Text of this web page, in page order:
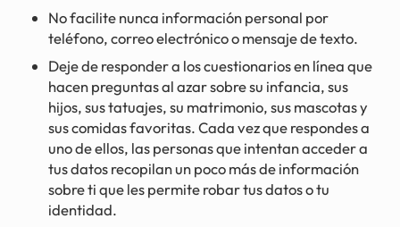
No facilite nunca información personal por
teléfono, correo electrónico o mensaje de texto.
Deje de responder a los cuestionarios en línea que
hacen preguntas al azar sobre su infancia, sus
hijos, sus tatuajes, su matrimonio, sus mascotas y
sus comidas favoritas. Cada vez que respondes a
uno de ellos, las personas que intentan acceder a
tus datos recopilan un poco más de información
sobre ti que les permite robar tus datos o tu
identidad.